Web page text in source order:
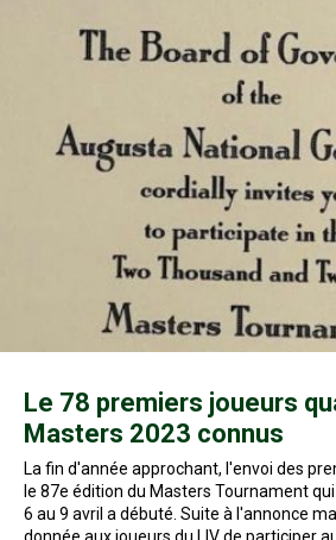
Le 78 premiers joueurs
Masters 2023 connus
La fin d'année approchant, l'envoi des
le 87e édition du Masters Tournament
6 au 9 avril a débuté. Suite à l'annonce
donnée aux joueurs du LIV de participer